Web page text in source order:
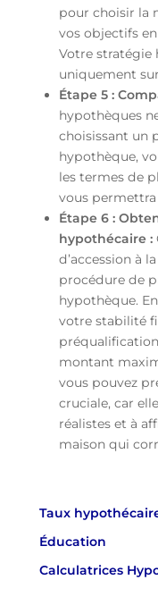
pour choisir la
vos objectifs
Votre stratégie
uniquement
Étape 5 :
hypothèques
choisissant un
hypothèque,
les termes de
vous
Étape 6 :
hypothécaire :
d’accession à
procédure de
hypothèque.
votre stabilité
montant
vous pouvez
cruciale, car
réalistes et à
maison qui
Taux
Éducation
Calculatrices